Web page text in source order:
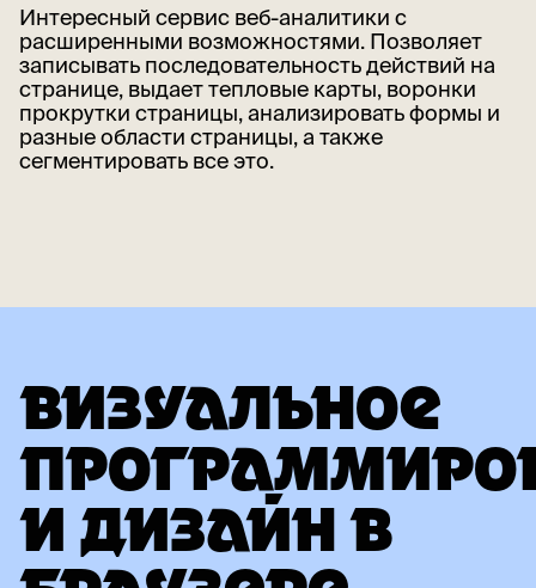
ВИЗУАЛЬНОЕ
И ДИЗАЙН В
Интересный сервис веб-аналитики с
расширенными возможностями. Позволяет
записывать последовательность действий на
странице, выдает тепловые карты, воронки
прокрутки страницы, анализировать формы и
разные области страницы, а также
сегментировать все это.